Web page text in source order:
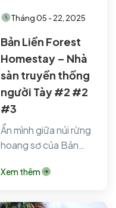
Tháng 05 - 22, 2025
Bản Liền Forest
Homestay – Nhà
sàn truyền thống
người Tày #2 #2
#3
Ẩn mình giữa núi rừng
hoang sơ của Bản
Cai), Bản…
Xem thêm